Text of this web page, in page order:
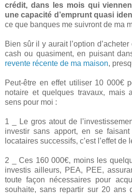
crédit, dans les mois qui
une capacité d’emprunt quasi
ce que banques me suivront de ma
Bien sûr il y aurait l’option
cash ou quasiment, en puisant
revente récente de ma maison,
Peut-être en effet utiliser 10 000€
notaire et quelques travaux, mais
sens pour moi :
1 _ Le gros atout de
investir sans apport, en se
locataires successifs, c’est l’effet de
2 _ Ces 160 000€, moins les
investis ailleurs, PEA, PEE,
toute façon nécessaires pour
souhaite, sans repartir sur 20 ans